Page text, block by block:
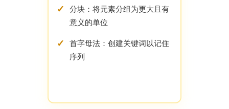
分块：将元素分组为更大且有
意义的单位
首字母法：创建关键词以记住
序列